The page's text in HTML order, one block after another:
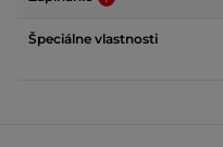
Špeciálne vlastnosti